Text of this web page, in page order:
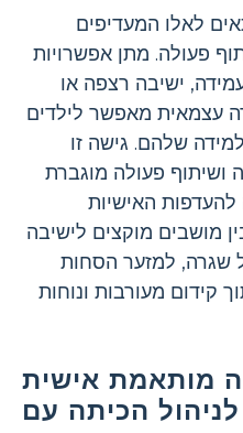
לאלו המעדיפים
פעולה. מתן אפשרויות
ישיבה רצפה או
עצמאית מאפשר לילדים
שלהם. גישה זו
ושיתוף פעולה מוגברת
האישיות
מושבים מוקצים לישיבה
שגרה, למזער הסחות
קידום מעורבות ונוחות
מותאמת אישית
לניהול הכיתה עם